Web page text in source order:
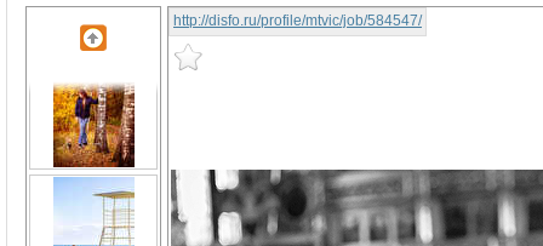
http://disfo.ru/profile/mtvic/job/584547/